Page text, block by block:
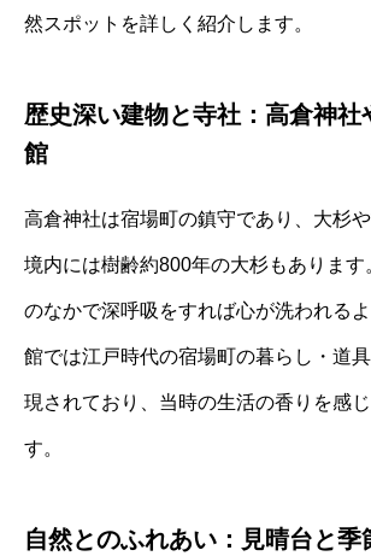
然スポットを詳しく紹介します。
歴史深い建物と寺社：高倉神社
館
高倉神社は宿場町の鎮守であり、大杉
境内には樹齢約800年の大杉もありま
のなかで深呼吸をすれば心が洗われる
館では江戸時代の宿場町の暮らし・道
現されており、当時の生活の香りを感
す。
自然とのふれあい：見晴台と季